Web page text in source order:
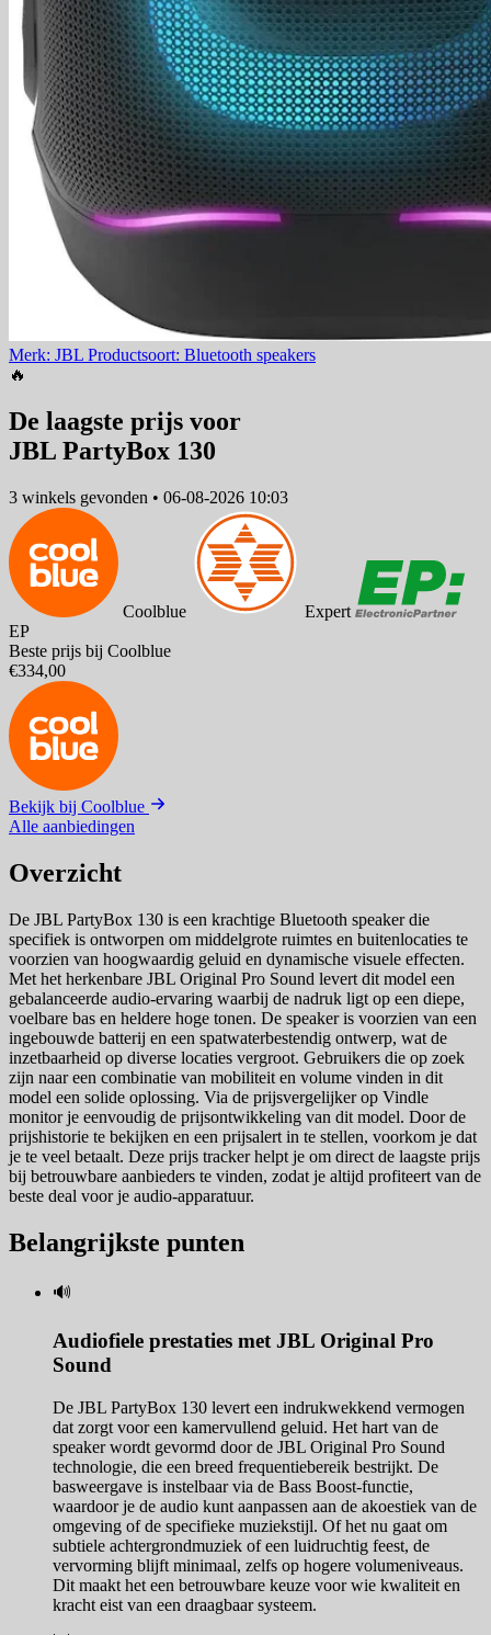
Merk: JBL Productsoort: Bluetooth speakers
🔥
De laagste prijs voor
JBL PartyBox 130
3 winkels gevonden • 06-08-2026 10:03
Coolblue
Expert
EP
Beste prijs bij Coolblue
€334,00
Bekijk bij Coolblue
Alle aanbiedingen
Overzicht
De JBL PartyBox 130 is een krachtige Bluetooth speaker die
specifiek is ontworpen om middelgrote ruimtes en buitenlocaties te
voorzien van hoogwaardig geluid en dynamische visuele effecten.
Met het herkenbare JBL Original Pro Sound levert dit model een
gebalanceerde audio-ervaring waarbij de nadruk ligt op een diepe,
voelbare bas en heldere hoge tonen. De speaker is voorzien van een
ingebouwde batterij en een spatwaterbestendig ontwerp, wat de
inzetbaarheid op diverse locaties vergroot. Gebruikers die op zoek
zijn naar een combinatie van mobiliteit en volume vinden in dit
model een solide oplossing. Via de prijsvergelijker op Vindle
monitor je eenvoudig de prijsontwikkeling van dit model. Door de
prijshistorie te bekijken en een prijsalert in te stellen, voorkom je dat
je te veel betaalt. Deze prijs tracker helpt je om direct de laagste prijs
bij betrouwbare aanbieders te vinden, zodat je altijd profiteert van de
beste deal voor je audio-apparatuur.
Belangrijkste punten
🔊
Audiofiele prestaties met JBL Original Pro
Sound
De JBL PartyBox 130 levert een indrukwekkend vermogen
dat zorgt voor een kamervullend geluid. Het hart van de
speaker wordt gevormd door de JBL Original Pro Sound
technologie, die een breed frequentiebereik bestrijkt. De
basweergave is instelbaar via de Bass Boost-functie,
waardoor je de audio kunt aanpassen aan de akoestiek van de
omgeving of de specifieke muziekstijl. Of het nu gaat om
subtiele achtergrondmuziek of een luidruchtig feest, de
vervorming blijft minimaal, zelfs op hogere volumeniveaus.
Dit maakt het een betrouwbare keuze voor wie kwaliteit en
kracht eist van een draagbaar systeem.